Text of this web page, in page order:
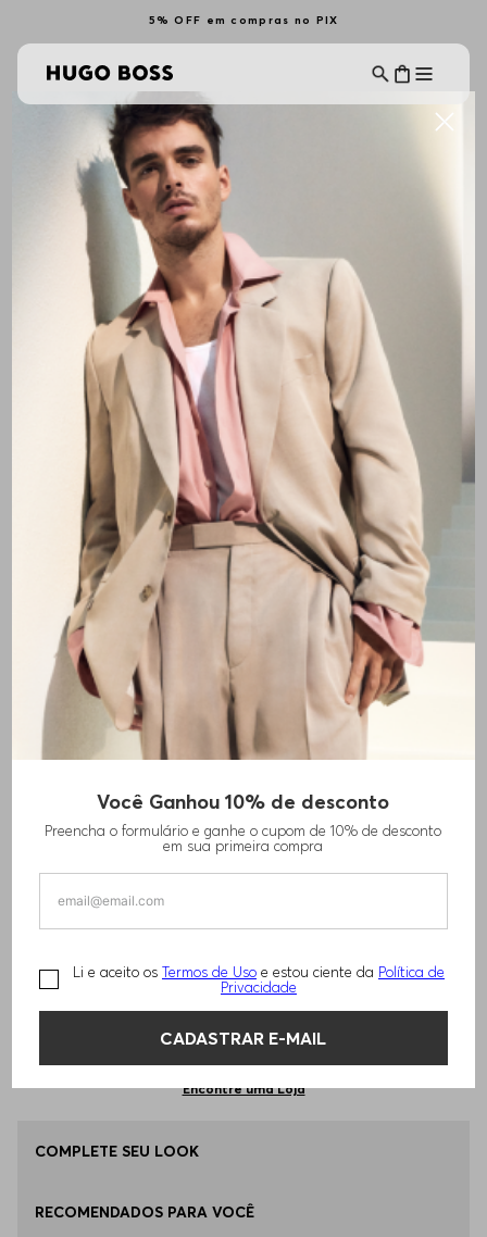
5% OFF em compras no PIX
Você Ganhou 10% de desconto
Preencha o formulário e ganhe o cupom de 10% de desconto
em sua primeira compra
Li e aceito os Termos de Uso e estou ciente da Política de
Privacidade
CADASTRAR E-MAIL
CALÇA RETA EM COURO SINTÉTICO
,00
36 Disponível
38
40
ADICIONAR AO CARRINHO
Encontre uma Loja
COMPLETE SEU LOOK
RECOMENDADOS PARA VOCÊ